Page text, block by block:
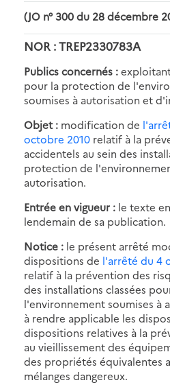
(JO n° 300 du 28 décembre
NOR : TREP2330783A
Publics concernés :
pour la protection de
soumises à autorisation et
Objet : modification de
octobre 2010 relatif à la
accidentels au sein des
protection de
autorisation.
Entrée en vigueur : le texte
lendemain de sa publication.
Notice : le présent arrêté
dispositions de l'arrêté du 4
relatif à la prévention des
des installations classées
l'environnement soumises à
à rendre applicable les
dispositions relatives à la
au vieillissement des
des propriétés équivalentes
mélanges dangereux.